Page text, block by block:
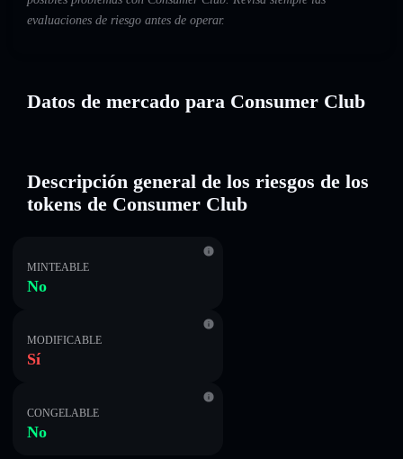
evaluaciones de riesgo antes de operar.
Datos de mercado para Consumer Club
Descripción general de los riesgos de los
tokens de Consumer Club
MINTEABLE
No
MODIFICABLE
Sí
CONGELABLE
No